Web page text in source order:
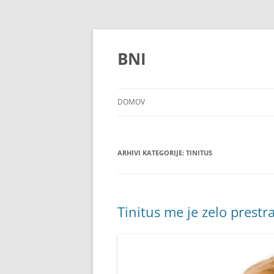
Preskoči
BNI
DOMOV
ARHIVI KATEGORIJE: TINITUS
Tinitus me je zelo